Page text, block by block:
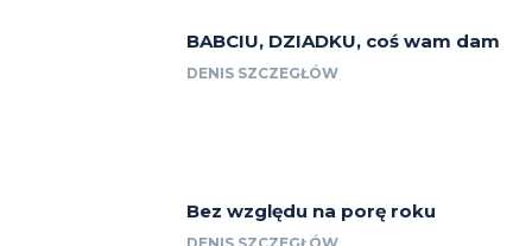
BABCIU, DZIADKU, coś wam dam
DENIS SZCZEGŁÓW
Bez względu na porę roku